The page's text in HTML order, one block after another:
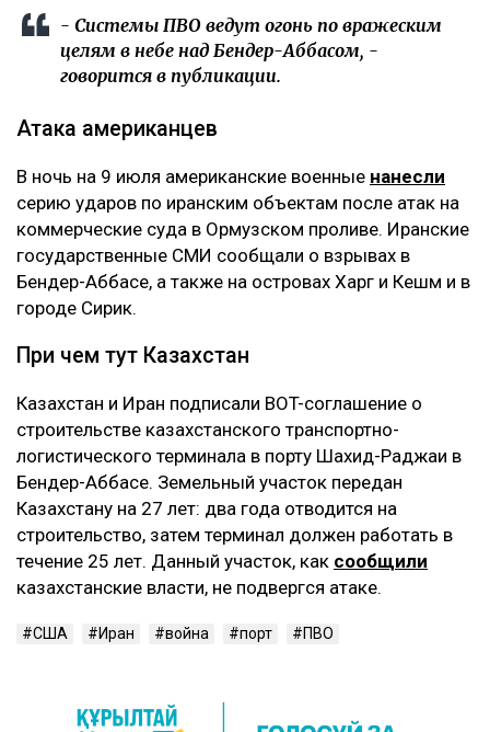
- Системы ПВО ведут огонь по вражеским
целям в небе над Бендер-Аббасом, -
говорится в публикации.
Атака американцев
В ночь на 9 июля американские военные нанесли
серию ударов по иранским объектам после атак на
коммерческие суда в Ормузском проливе. Иранские
государственные СМИ сообщали о взрывах в
Бендер-Аббасе, а также на островах Харг и Кешм и в
городе Сирик.
При чем тут Казахстан
Казахстан и Иран подписали BOT-соглашение о
строительстве казахстанского транспортно-
логистического терминала в порту Шахид-Раджаи в
Бендер-Аббасе. Земельный участок передан
Казахстану на 27 лет: два года отводится на
строительство, затем терминал должен работать в
течение 25 лет. Данный участок, как сообщили
казахстанские власти, не подвергся атаке.
США Иран война порт ПВО